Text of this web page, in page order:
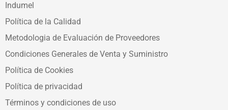
Indumel
Política de la Calidad
Metodologia de Evaluación de Proveedores
Condiciones Generales de Venta y Suministro
Política de Cookies
Política de privacidad
Términos y condiciones de uso